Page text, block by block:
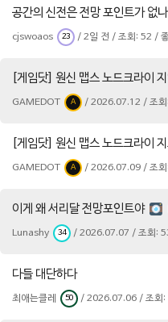
공간의 신전은 전망 포인트가 없
cjswoaos 23 / 2일 전 / 조회: 52 /
[게임닷] 원신 맵스 노드크라이
GAMEDOT A / 2026.07.12 / 조
[게임닷] 원신 맵스 노드크라이
GAMEDOT A / 2026.07.09 / 조회
이게 왜 서리달 전망포인트야
Lunashy 34 / 2026.07.07 / 조회:
다들 대단하다
최애는클레 50 / 2026.07.06 / 조회: